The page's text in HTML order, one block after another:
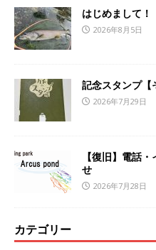
はじめまして！
2026年8月5日
記念スタンプ【
2026年7月29日
【復旧】電話
せ
2026年7月28日
カテゴリー